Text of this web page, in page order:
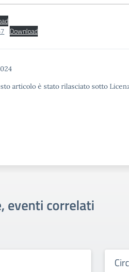
Download
articolo è stato rilasciato sotto
eventi correlati